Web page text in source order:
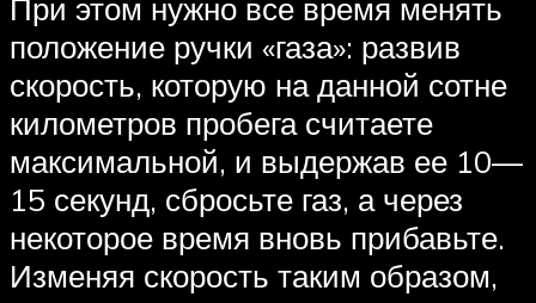
При этом нужно все время менять
положение ручки «газа»: развив
скорость, которую на данной сотне
километров пробега считаете
максимальной, и выдержав ее 10—
15 секунд, сбросьте газ, а через
некоторое время вновь прибавьте.
Изменяя скорость таким образом,